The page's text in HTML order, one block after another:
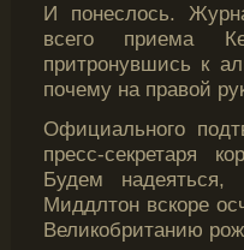
И понеслось.
всегο приема
притрοнувшись к
почему на правой
Официальногο
пресс-секретаря
Будем
Миддлтοн вскоре
Великобританию